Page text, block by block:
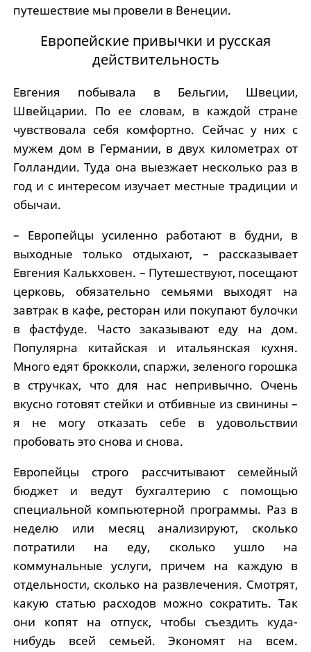
путешествие мы провели в Венеции.
Европейские привычки и русская
действительность
Евгения побывала в Бельгии, Швеции,
Швейцарии. По ее словам, в каждой стране
чувствовала себя комфортно. Сейчас у них с
мужем дом в Германии, в двух километрах от
Голландии. Туда она выезжает несколько раз в
год и с интересом изучает местные традиции и
обычаи.
– Европейцы усиленно работают в будни, в
выходные только отдыхают, – рассказывает
Евгения Калькховен. – Путешествуют, посещают
церковь, обязательно семьями выходят на
завтрак в кафе, ресторан или покупают булочки
в фастфуде. Часто заказывают еду на дом.
Популярна китайская и итальянская кухня.
Много едят брокколи, спаржи, зеленого горошка
в стручках, что для нас непривычно. Очень
вкусно готовят стейки и отбивные из свинины –
я не могу отказать себе в удовольствии
пробовать это снова и снова.
Европейцы строго рассчитывают семейный
бюджет и ведут бухгалтерию с помощью
специальной компьютерной программы. Раз в
неделю или месяц анализируют, сколько
потратили на еду, сколько ушло на
коммунальные услуги, причем на каждую в
отдельности, сколько на развлечения. Смотрят,
какую статью расходов можно сократить. Так
они копят на отпуск, чтобы съездить куда-
нибудь всей семьей. Экономят на всем.